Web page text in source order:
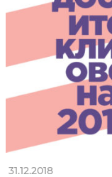
31.12.2018